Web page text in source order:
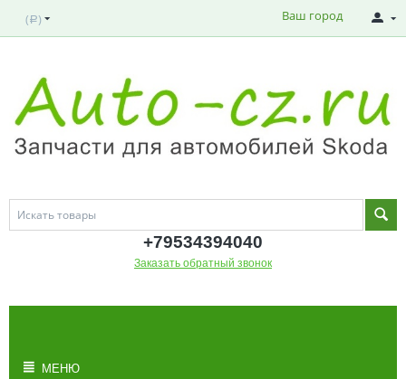
( Р ) Ваш город
+79534394040
Заказать обратный звонок
МЕНЮ